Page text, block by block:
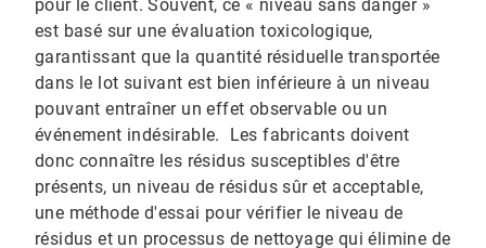
pour le client. Souvent, ce « niveau sans danger »
est basé sur une évaluation toxicologique,
garantissant que la quantité résiduelle transportée
dans le lot suivant est bien inférieure à un niveau
pouvant entraîner un effet observable ou un
événement indésirable. Les fabricants doivent
donc connaître les résidus susceptibles d'être
présents, un niveau de résidus sûr et acceptable,
une méthode d'essai pour vérifier le niveau de
résidus et un processus de nettoyage qui élimine de